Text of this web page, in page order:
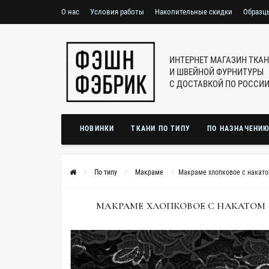
О нас Условия работы Накопительные скидки
ИНТЕРНЕТ МАГАЗИН
И ШВЕЙНОЙ ФУРНИТУРЫ
С ДОСТАВКОЙ ПО РОССИИ
НОВИНКИ ТКАНИ ПО ТИПУ ПО
По типу Макраме Макраме хлопковое с
МАКРАМЕ ХЛОПКОВОЕ С НАКАТОМ